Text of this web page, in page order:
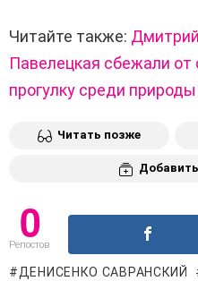
Читайте также:
Павелецкая сбежали
прогулку среди природы
Читать позже
0
Репостов
ДЕНИСЕНКО САВРАНСКИЙ